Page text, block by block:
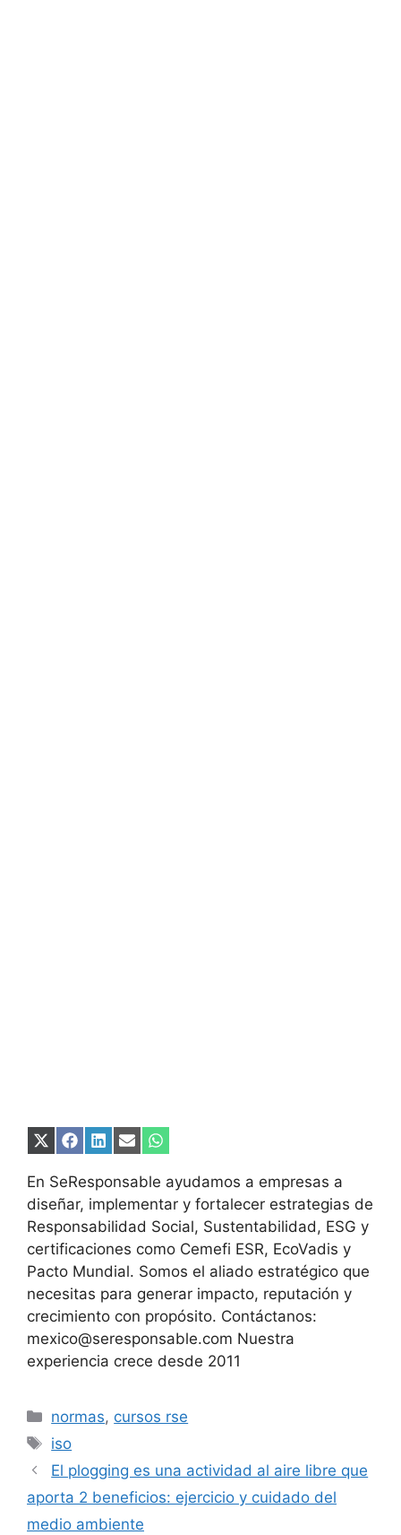
Compartir
X
(Twitter)
Compartir
Facebook
Compartir
LinkedIn
Compartir
Email
Compartir
WhatsApp
En SeResponsable ayudamos a empresas a
diseñar, implementar y fortalecer estrategias de
Responsabilidad Social, Sustentabilidad, ESG y
certificaciones como Cemefi ESR, EcoVadis y
Pacto Mundial. Somos el aliado estratégico que
necesitas para generar impacto, reputación y
crecimiento con propósito. Contáctanos:
mexico@seresponsable.com Nuestra
experiencia crece desde 2011
Categorías
normas, cursos rse
Etiquetas
iso
El plogging es una actividad al aire libre que
aporta 2 beneficios: ejercicio y cuidado del
medio ambiente